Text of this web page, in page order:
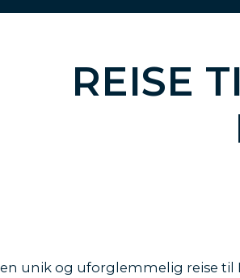
REISE
unik og uforglemmelig reise til